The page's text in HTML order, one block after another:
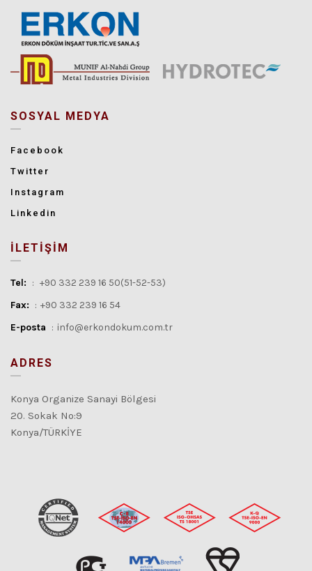
SOSYAL MEDYA
Facebook
Twitter
Instagram
Linkedin
İLETİŞİM
Tel: : +90 332 239 16 50(51-52-53)
Fax: : +90 332 239 16 54
E-posta : info@erkondokum.com.tr
ADRES
Konya Organize Sanayi Bölgesi
20. Sokak No:9
Konya/TÜRKİYE